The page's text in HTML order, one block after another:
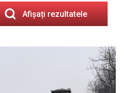
Afișați rezultatele